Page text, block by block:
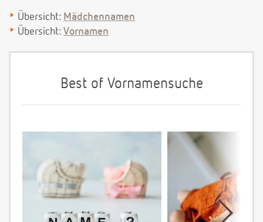
Übersicht: Mädchennamen
Übersicht: Vornamen
Best of Vornamensuche